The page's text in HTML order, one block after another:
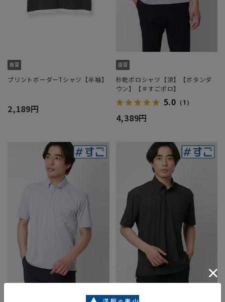
プリントボーダーTシャツ【半袖】
2,189円
秒乾ポロシャツ【涼】【ボタンダ
ウン】【＃すごポロ】
5.0 （1）
4,389円